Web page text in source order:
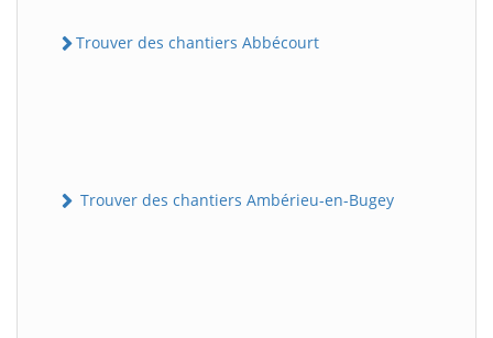
Trouver des chantiers Abbécourt
Trouver des chantiers Ambérieu-en-Bugey